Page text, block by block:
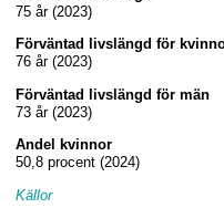
75 år (2023)
Förväntad livslängd för
76 år (2023)
Förväntad livslängd för män
73 år (2023)
Andel kvinnor
50,8 procent (2024)
Källor